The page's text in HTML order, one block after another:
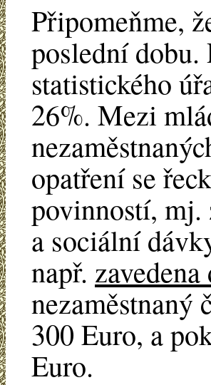
Připomeňme,
poslední dobu.
statistického
26%. Mezi
opatření se
povinností, mj.
a sociální
např.
nezaměstnaný
300 Euro, a
Euro.